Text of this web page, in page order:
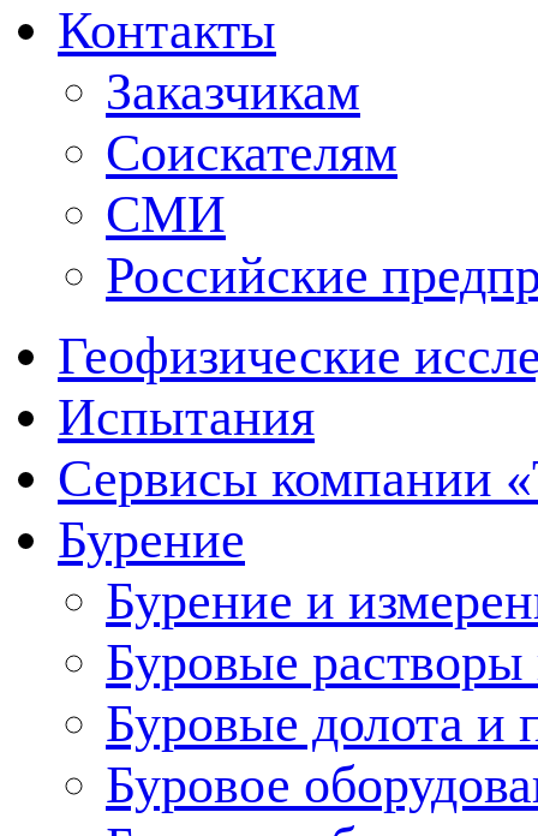
Контакты
Заказчикам
Соискателям
СМИ
Российские
Геофизические
Испытания
Сервисы компании
Бурение
Бурение и
Буровые
Буровые долота и
Буровое